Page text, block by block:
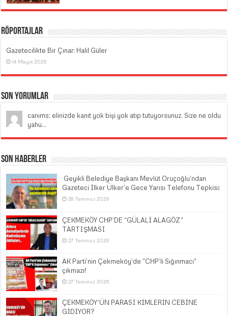
Röportajlar
Gazetecilikte Bir Çınar: Halil Güler
14 Mayıs 2025
Son Yorumlar
canıms: elinizde kanıt yok bişi yok atıp tutuyorsunuz. Size ne oldu
yahu...
Son Haberler
​ Geyikli Belediye Başkanı Mevlüt Oruçoğlu’ndan
Gazeteci İlker Ülker’e Gece Yarısı Telefonu Tepkisi:
28 Temmuz 2026
ÇEKMEKÖY CHP’DE “GÜLALİ ALAGÖZ”
TARTIŞMASI
27 Temmuz 2026
AK Parti’nin Çekmeköy’de “CHP’li Sığınmacı”
çıkmazı!
27 Temmuz 2026
ÇEKMEKÖY’ÜN PARASI KİMLERİN CEBİNE
GİDİYOR?